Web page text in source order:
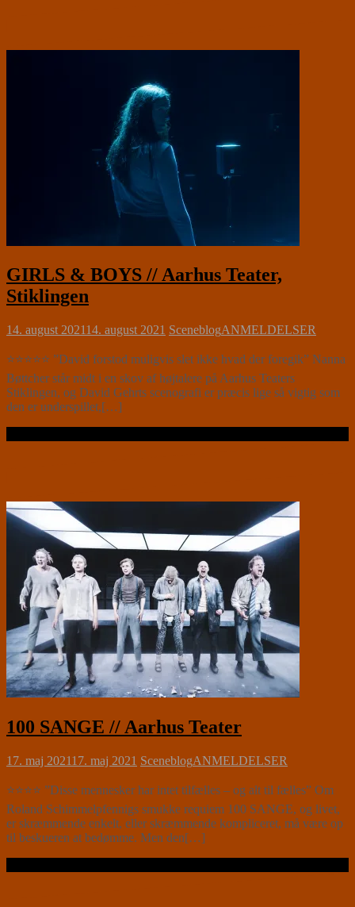
GIRLS & BOYS // Aarhus Teater,
Stiklingen
14. august 202114. august 2021 SceneblogANMELDELSER
⭐⭐⭐⭐⭐ ”David forstod muligvis slet ikke hvad der foregik” Nanna
Bøttcher står midt i en skov af højtalere på Aarhus Teaters
Stiklingen, og David Gehrts scenografi er præcis lige så vigtig som
den er underspillet,[…]
100 SANGE // Aarhus Teater
17. maj 202117. maj 2021 SceneblogANMELDELSER
⭐⭐⭐⭐ ”Disse mennesker har intet tilfælles – og alt til fælles” Om
Roland Schimmelpfennigs smukke requiem 100 SANGE, og livet,
er skræmmende enkelt, eller skræmmende kompliceret, må være op
til beskueren at bedømme. Men den[…]